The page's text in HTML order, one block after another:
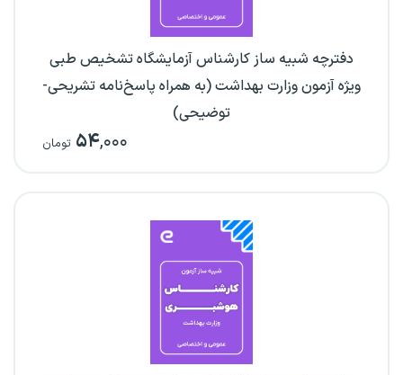
دفترچه شبیه ساز کارشناس آزمایشگاه تشخیص طبی
ویژه آزمون وزارت بهداشت (به همراه پاسخ‌نامه تشریحی-
توضیحی)
۵۴,۰۰۰ تومان